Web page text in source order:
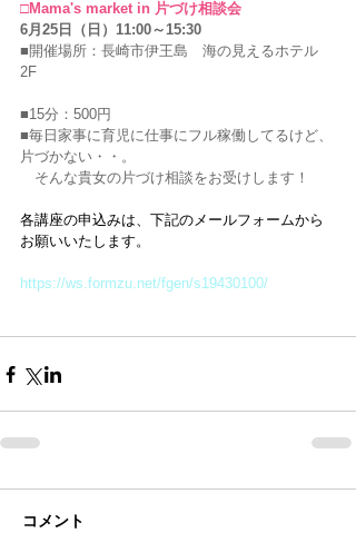
□Mama's market in 片づけ相談会
6月25日（日）11:00～15:30
■開催場所：長崎市伊王島　海の見えるホテル
2F
■15分：500円
■毎日家事に育児に仕事にフル稼働してるけど、
片づかない・・。
そんな貴女の片づけ相談をお受けします！
各講座の申込みは、下記のメールフォームから
お願いいたします。
https://ws.formzu.net/fgen/s19430100/
コメント